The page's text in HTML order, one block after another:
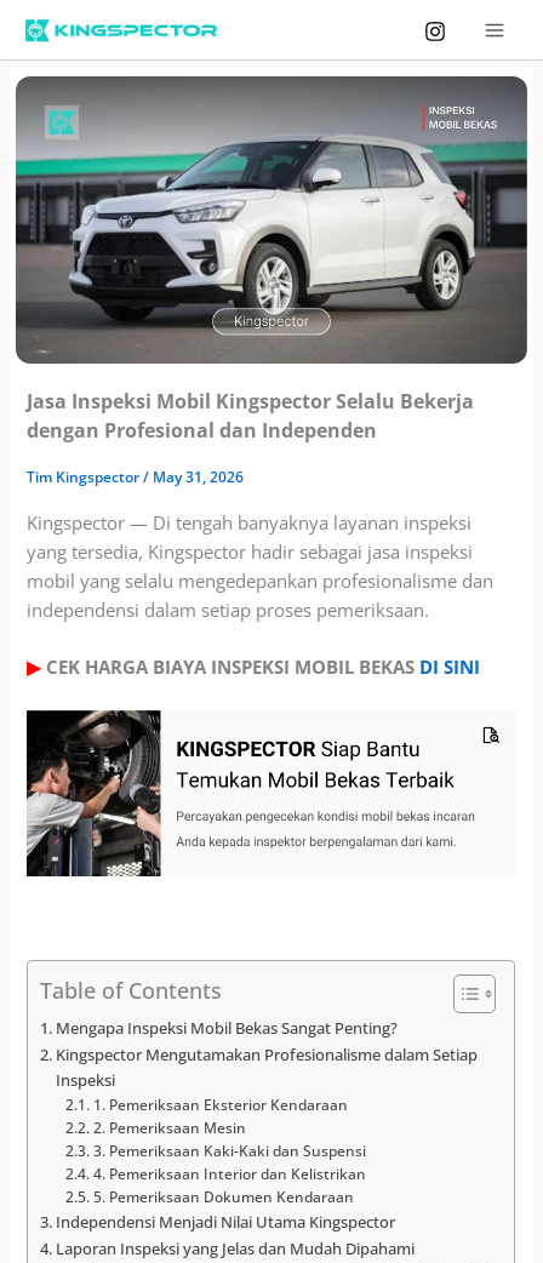
Skip
content
Jasa Inspeksi Mobil Kingspector Selalu Bekerja
dengan Profesional dan Independen
Tim Kingspector/ May 31, 2026
Kingspector — Di tengah banyaknya layanan inspeksi
yang tersedia, Kingspector hadir sebagai jasa inspeksi
mobil yang selalu mengedepankan profesionalisme dan
independensi dalam setiap proses pemeriksaan.
▶CEK HARGA BIAYA INSPEKSI MOBIL BEKAS DI SINI
Table of Contents
Mengapa Inspeksi Mobil Bekas Sangat Penting?
Kingspector Mengutamakan Profesionalisme dalam Setiap
Inspeksi
1. Pemeriksaan Eksterior Kendaraan
2. Pemeriksaan Mesin
3. Pemeriksaan Kaki-Kaki dan Suspensi
4. Pemeriksaan Interior dan Kelistrikan
5. Pemeriksaan Dokumen Kendaraan
Independensi Menjadi Nilai Utama Kingspector
Laporan Inspeksi yang Jelas dan Mudah Dipahami